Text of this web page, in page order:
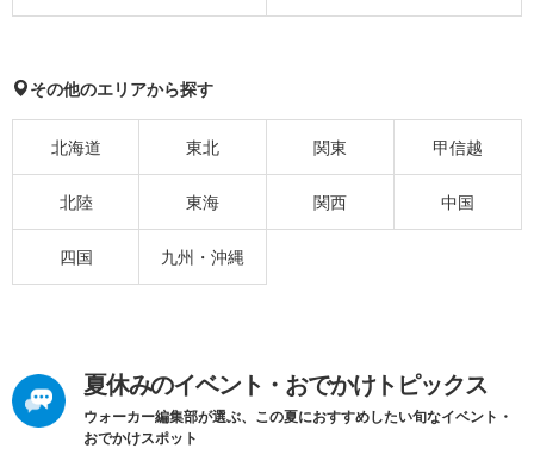
その他のエリアから探す
北海道 東北 関東 甲信越
北陸 東海 関西 中国
四国 九州・沖縄
夏休みのイベント・おでかけトピックス
ウォーカー編集部が選ぶ、この夏におすすめしたい旬なイベント・
おでかけスポット